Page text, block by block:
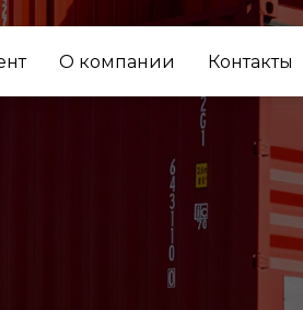
О компании Контакты